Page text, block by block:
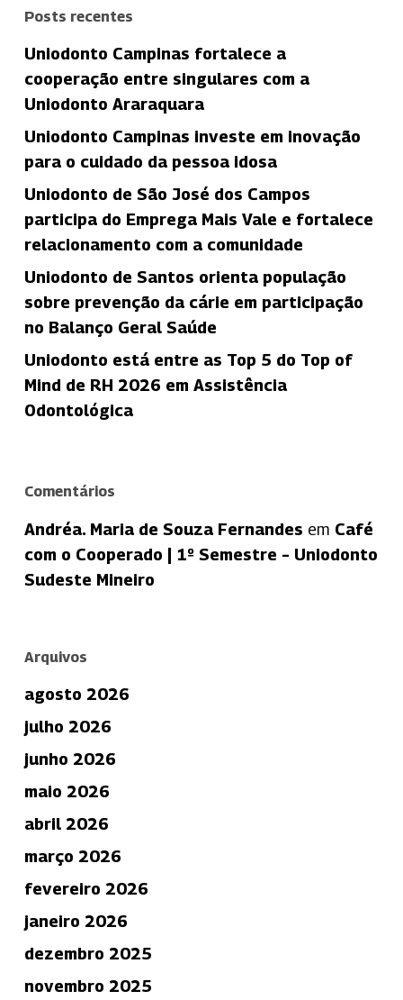
Posts recentes
Uniodonto Campinas fortalece a
cooperação entre singulares com a
Uniodonto Araraquara
Uniodonto Campinas investe em inovação
para o cuidado da pessoa idosa
Uniodonto de São José dos Campos
participa do Emprega Mais Vale e fortalece
relacionamento com a comunidade
Uniodonto de Santos orienta população
sobre prevenção da cárie em participação
no Balanço Geral Saúde
Uniodonto está entre as Top 5 do Top of
Mind de RH 2026 em Assistência
Odontológica
Comentários
Andréa. Maria de Souza Fernandes em Café
com o Cooperado | 1º Semestre – Uniodonto
Sudeste Mineiro
Arquivos
agosto 2026
julho 2026
junho 2026
maio 2026
abril 2026
março 2026
fevereiro 2026
janeiro 2026
dezembro 2025
novembro 2025